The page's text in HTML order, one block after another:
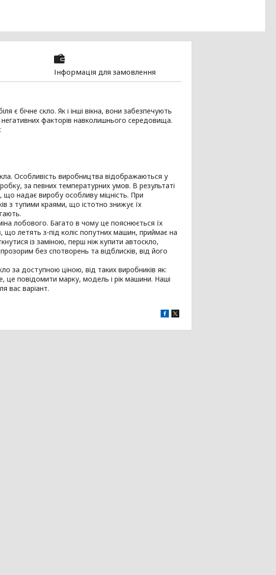
Інформація для замовлення
є бічне скло. Як і інші вікна, вони забезпечують
факторів навколишнього середовища.
Особливість виробництва відображаються у
за певних температурних умов. В результаті
надає виробу особливу міцність. При
з тупими краями, що істотно знижує їх
лобового. Багато в чому це пояснюється їх
що летять з-під коліс попутних машин, приймає на
із заміною, перш ніж купити автоскло,
без спотворень та відблисків, від його
за доступною ціною, від таких виробників як:
це повідомити марку, модель і рік машини. Наші
вас варіант.